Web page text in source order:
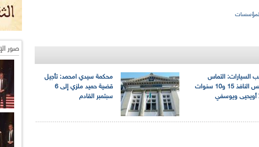
محكمة سيدي امحمد: تأجيل
قضية حميد ملزي إلى 6
سبتمبر القادم
السيارات: التماس
الحبس النافذ 15 و10 سنوات
ويوسفي
صور